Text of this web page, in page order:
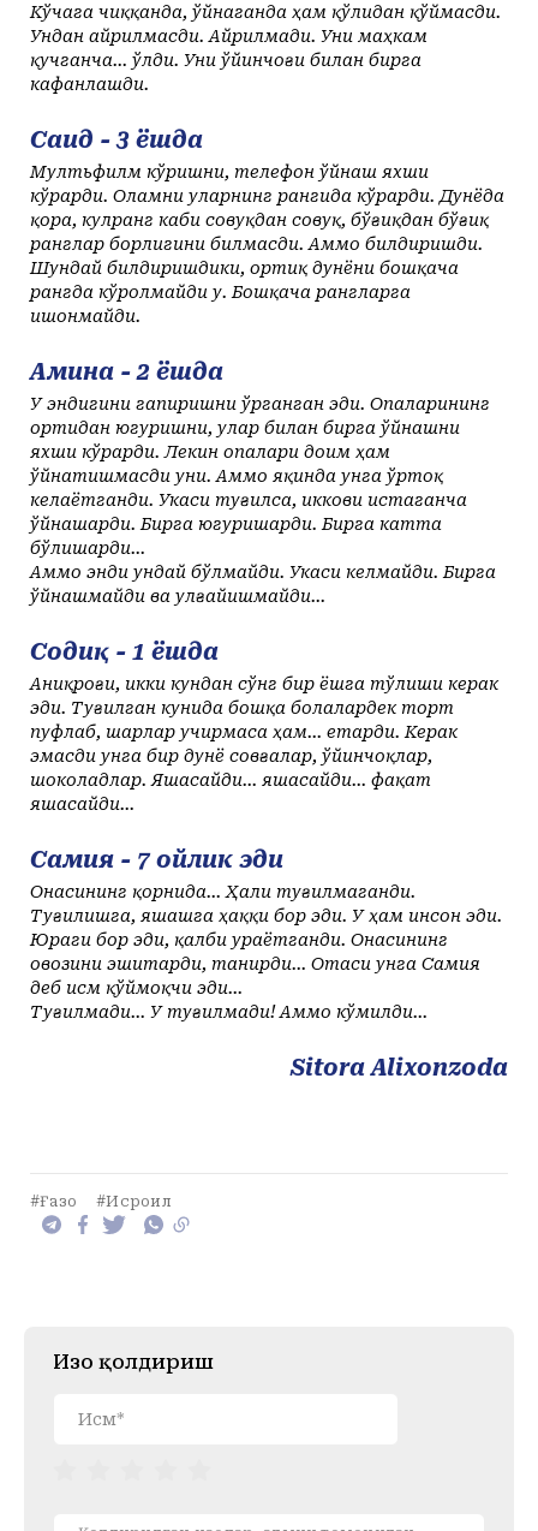
Кўчага чиққанда, ўйнаганда ҳам қўлидан қўймасди.
Ундан айрилмасди. Айрилмади. Уни маҳкам
қучганча... ўлди. Уни ўйинчоғи билан бирга
кафанлашди.
Саид - 3 ёшда
Мултьфилм кўришни, телефон ўйнаш яхши
кўрарди. Оламни уларнинг рангида кўрарди. Дунёда
қора, кулранг каби совуқдан совуқ, бўғиқдан бўғиқ
ранглар борлигини билмасди. Аммо билдиришди.
Шундай билдиришдики, ортиқ дунёни бошқача
рангда кўролмайди у. Бошқача рангларга
ишонмайди.
Амина - 2 ёшда
У эндигини гапиришни ўрганган эди. Опаларининг
ортидан югуришни, улар билан бирга ўйнашни
яхши кўрарди. Лекин опалари доим ҳам
ўйнатишмасди уни. Аммо яқинда унга ўртоқ
келаётганди. Укаси туғилса, иккови истаганча
ўйнашарди. Бирга югуришарди. Бирга катта
бўлишарди...
Аммо энди ундай бўлмайди. Укаси келмайди. Бирга
ўйнашмайди ва улғайишмайди...
Содиқ - 1 ёшда
Аниқроғи, икки кундан сўнг бир ёшга тўлиши керак
эди. Туғилган кунида бошқа болалардек торт
пуфлаб, шарлар учирмаса ҳам... етарди. Керак
эмасди унга бир дунё совғалар, ўйинчоқлар,
шоколадлар. Яшасайди... яшасайди... фақат
яшасайди...
Самия - 7 ойлик эди
Онасининг қорнида... Ҳали туғилмаганди.
Туғилишга, яшашга ҳаққи бор эди. У ҳам инсон эди.
Юраги бор эди, қалби ураётганди. Онасининг
овозини эшитарди, танирди... Отаси унга Самия
деб исм қўймоқчи эди...
Туғилмади... У туғилмади! Аммо кўмилди...
Sitora Alixonzoda
#Ғазо #Исроил
Изоҳ қолдириш